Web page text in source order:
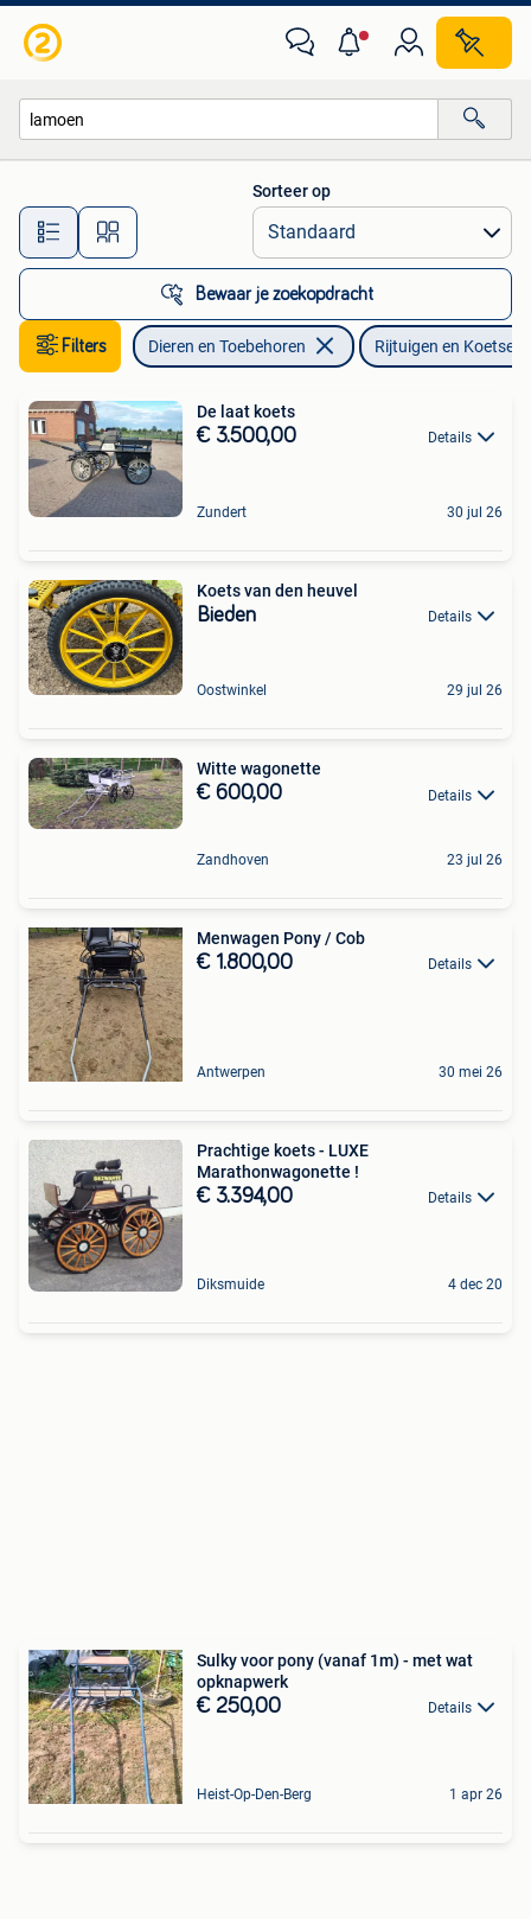
Alle afstanden…
Sorteer op
Bewaar je zoekopdracht
Filters Dieren en Toebehoren Rijtuigen en Koetsen
De laat koets
€ 3.500,00 Details
Zundert 30 jul 26
Koets van den heuvel
Bieden Details
Oostwinkel 29 jul 26
Witte wagonette
€ 600,00 Details
Zandhoven 23 jul 26
Menwagen Pony / Cob
€ 1.800,00 Details
Antwerpen 30 mei 26
Prachtige koets - LUXE
Marathonwagonette !
€ 3.394,00 Details
Diksmuide 4 dec 20
Sulky voor pony (vanaf 1m) - met wat
opknapwerk
€ 250,00 Details
Heist-Op-Den-Berg 1 apr 26